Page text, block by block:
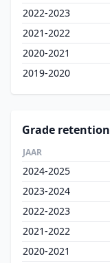
2022-2023
2021-2022
2020-2021
2019-2020
Grade retention
JAAR
2024-2025
2023-2024
2022-2023
2021-2022
2020-2021